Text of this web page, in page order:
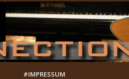
#IMPRESSUM